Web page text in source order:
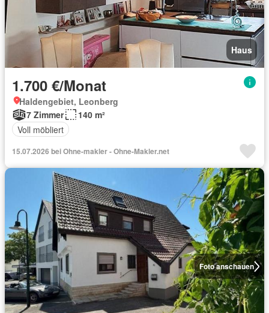
Haus
1.700 €/Monat
Haldengebiet, Leonberg
7 Zimmer
140 m²
Voll möbliert
15.07.2026 bei Ohne-makler - Ohne-Makler.net
Foto anschauen